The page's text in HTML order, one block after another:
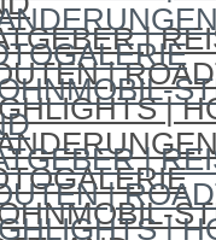
|
|
|
|
|
|